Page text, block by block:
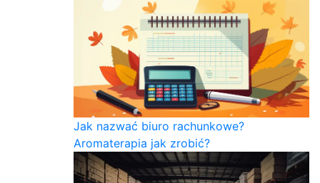
Jak nazwać biuro rachunkowe?
Aromaterapia jak zrobić?